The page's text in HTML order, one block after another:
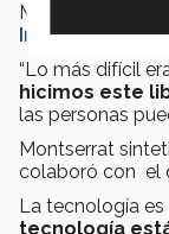
Montserrat
Industrialy
“Lo más difícil
hicimos este
las personas
Montserrat
colaboró con el
La tecnología es
tecnología